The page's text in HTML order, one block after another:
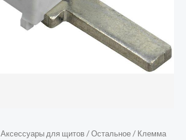
Аксессуары для щитов/Остальное/ Клемма